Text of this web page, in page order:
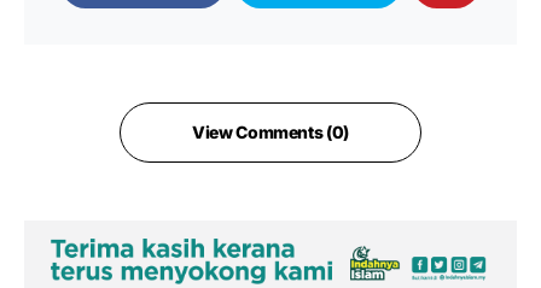
View Comments (0)